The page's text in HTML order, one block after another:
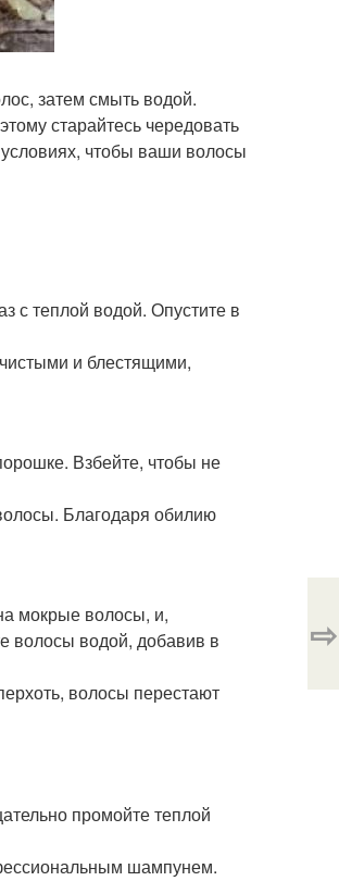
затем смыть водой.
старайтесь чередовать
чтобы ваши волосы
с теплой водой. Опустите в
и блестящими,
Взбейте, чтобы не
Благодаря обилию
мокрые волосы, и,
волосы водой, добавив в
волосы перестают
промойте теплой
шампунем.
⇨